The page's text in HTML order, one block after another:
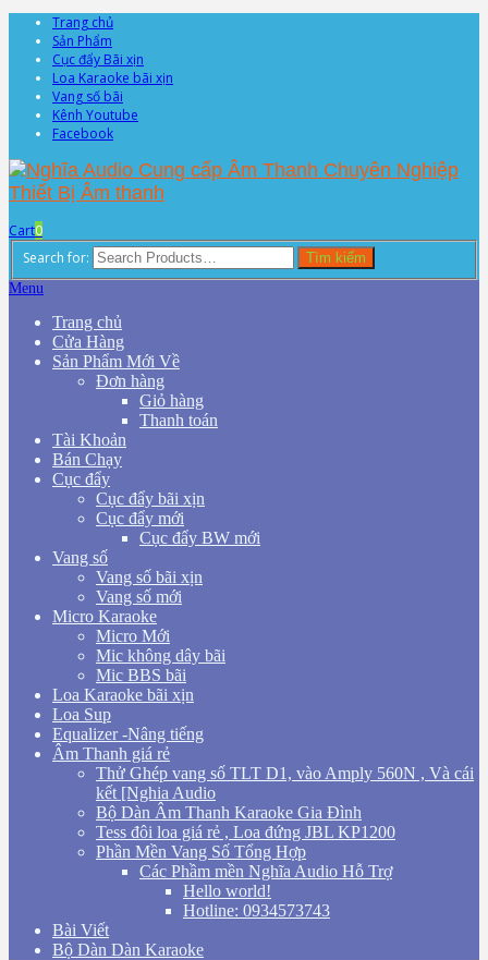
Trang chủ
Sản Phẩm
Cục đẩy Bãi xịn
Loa Karaoke bãi xịn
Vang số bãi
Kênh Youtube
Facebook
Cart0
Search for:
Tìm kiếm
Menu
Trang chủ
Cửa Hàng
Sản Phẩm Mới Về
Đơn hàng
Giỏ hàng
Thanh toán
Tài Khoản
Bán Chạy
Cục đẩy
Cục đẩy bãi xịn
Cục đẩy mới
Cục đẩy BW mới
Vang số
Vang số bãi xịn
Vang số mới
Micro Karaoke
Micro Mới
Mic không dây bãi
Mic BBS bãi
Loa Karaoke bãi xịn
Loa Sup
Equalizer -Nâng tiếng
Âm Thanh giá rẻ
Thử Ghép vang số TLT D1, vào Amply 560N , Và cái
kết [Nghia Audio
Bộ Dàn Âm Thanh Karaoke Gia Đình
Tess đôi loa giá rẻ , Loa đứng JBL KP1200
Phần Mền Vang Số Tổng Hợp
Các Phầm mền Nghĩa Audio Hỗ Trợ
Hello world!
Hotline: 0934573743
Bài Viết
Bộ Dàn Dàn Karaoke